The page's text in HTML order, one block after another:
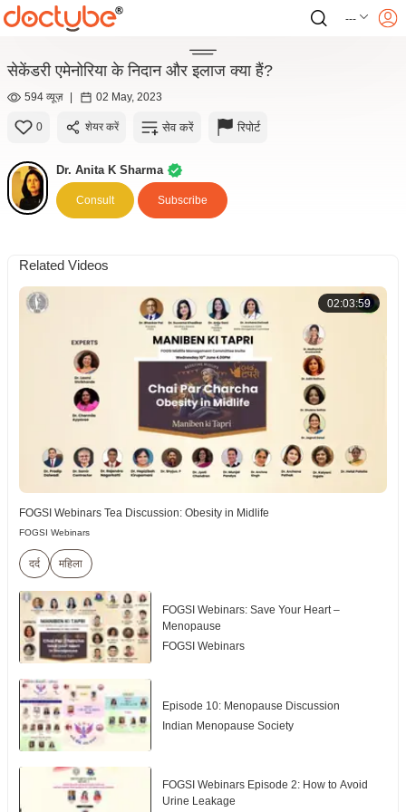
---
सेकेंडरी एमेनोरिया के निदान और इलाज क्या हैं?
594 व्यूज़ | 02 May, 2023
0 शेयर करें सेव करें रिपोर्ट
Dr. Anita K Sharma
Consult Subscribe
Related Videos
02:03:59
FOGSI Webinars Tea Discussion: Obesity in Midlife
FOGSI Webinars
दर्द महिला
FOGSI Webinars: Save Your Heart –
Menopause
FOGSI Webinars
Episode 10: Menopause Discussion
Indian Menopause Society
FOGSI Webinars Episode 2: How to Avoid
Urine Leakage